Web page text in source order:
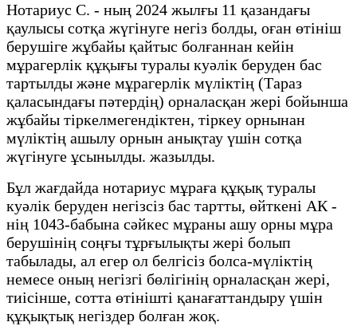
Нотариус С. - ның 2024 жылғы 11 қазандағы
қаулысы сотқа жүгінуге негіз болды, оған өтініш
берушіге жұбайы қайтыс болғаннан кейін
мұрагерлік құқығы туралы куәлік беруден бас
тартылды және мұрагерлік мүліктің (Тараз
қаласындағы пәтердің) орналасқан жері бойынша
жұбайы тіркелмегендіктен, тіркеу орнынан
мүліктің ашылу орнын анықтау үшін сотқа
жүгінуге ұсынылды. жазылды.
Бұл жағдайда нотариус мұраға құқық туралы
куәлік беруден негізсіз бас тартты, өйткені АК -
нің 1043-бабына сәйкес мұраны ашу орны мұра
берушінің соңғы тұрғылықты жері болып
табылады, ал егер ол белгісіз болса-мүліктің
немесе оның негізгі бөлігінің орналасқан жері,
тиісінше, сотта өтінішті қанағаттандыру үшін
құқықтық негіздер болған жоқ.